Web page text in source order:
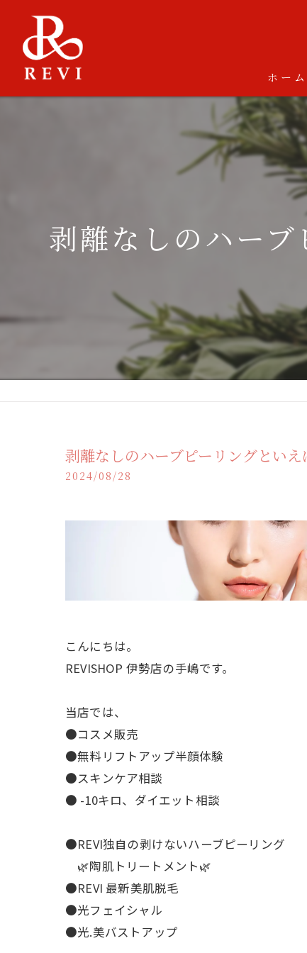
ホーム
剥離なしのハー
剥離なしのハーブピーリングとい
2024/08/28
こんにちは。
REVISHOP 伊勢店の手嶋です。
当店では、
●コスメ販売
●無料リフトアップ半顔体験
●スキンケア相談
● -10キロ、ダイエット相談
●REVI独自の剥けないハーブピーリング
🌿陶肌トリートメント🌿
●REVI 最新美肌脱毛
●光フェイシャル
●光.美バストアップ